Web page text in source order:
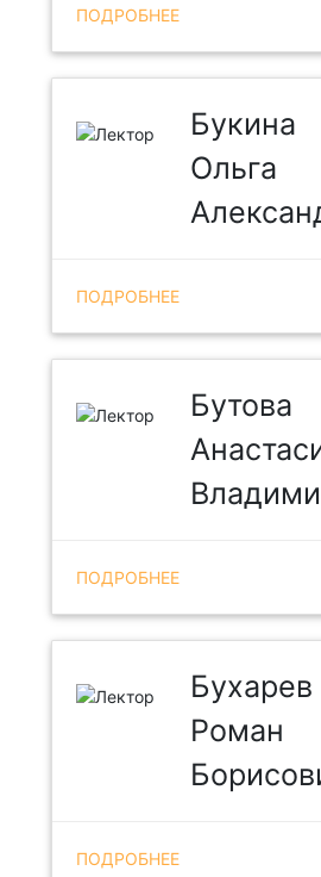
ПОДРОБНЕЕ
Букина
Ольга
ПОДРОБНЕЕ
Бутова
ПОДРОБНЕЕ
Бухарев
Роман
ПОДРОБНЕЕ